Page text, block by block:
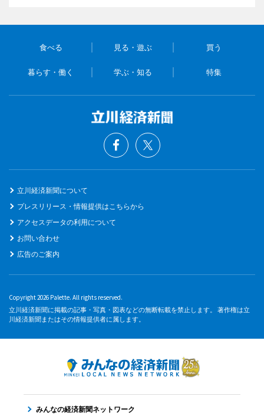
食べる 見る・遊ぶ 買う
暮らす・働く 学ぶ・知る 特集
立川経済新聞について
プレスリリース・情報提供はこちらから
アクセスデータの利用について
お問い合わせ
広告のご案内
Copyright 2026 Palette. All rights reserved.
立川経済新聞に掲載の記事・写真・図表などの無断転載を禁止します。 著作権は立
川経済新聞またはその情報提供者に属します。
みんなの経済新聞ネットワーク